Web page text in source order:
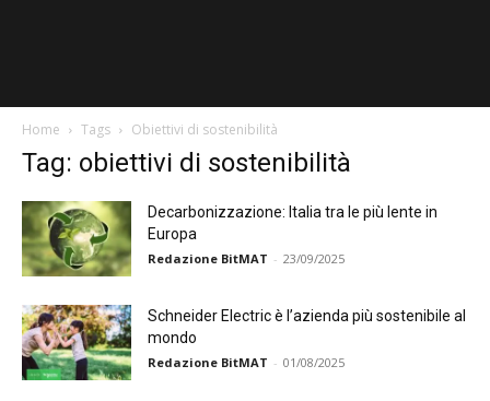
Home Tags Obiettivi di sostenibilità
Tag: obiettivi di sostenibilità
Decarbonizzazione: Italia tra le più lente in
Europa
Redazione BitMAT - 23/09/2025
Schneider Electric è l’azienda più sostenibile al
mondo
Redazione BitMAT - 01/08/2025